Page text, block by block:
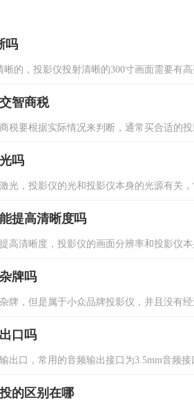
吗
晰的，投影仪投射清晰的300寸画面需要有
智商税
税要根据实际情况来判断，通常买合适的
吗
光，投影仪的光和投影仪本身的光源有关
提高清晰度吗
高清晰度，投影仪的画面分辨率和投影仪
牌吗
牌，但是属于小众品牌投影仪，并且没有
口吗
出口，常用的音频输出接口为3.5mm音频
的区别在哪